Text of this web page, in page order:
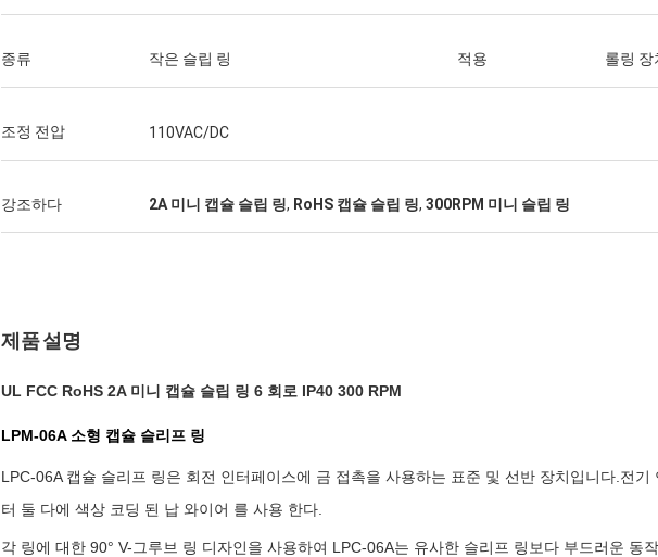
종류 작은 슬립 링 적용 롤링 장
조정 전압 110VAC/DC
강조하다 2A 미니 캡슐 슬립 링, RoHS 캡슐 슬립 링, 300RPM 미니 슬립 링
제품 설명
UL FCC RoHS 2A 미니 캡슐 슬립 링 6 회로 IP40 300 RPM
LPM-06A 소형 캡슐 슬리프 링
LPC-06A 캡슐 슬리프 링은 회전 인터페이스에 금 접촉을 사용하는 표준 및 선반 장치입니다.전
터 둘 다에 색상 코딩 된 납 와이어 를 사용 한다.
각 링에 대한 90° V-그루브 링 디자인을 사용하여 LPC-06A는 유사한 슬리프 링보다 부드러운 동